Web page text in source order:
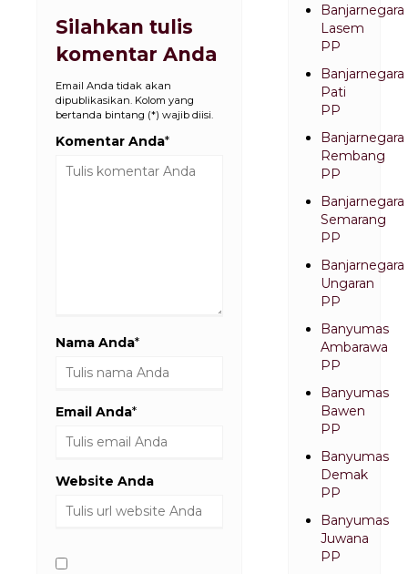
Silahkan tulis
komentar Anda
Email Anda tidak akan
dipublikasikan. Kolom yang
bertanda bintang (*) wajib diisi.
Komentar Anda*
Nama Anda*
Email Anda*
Website Anda
Banjarnegara
Lasem
PP
Banjarnegara
Pati
PP
Banjarnegara
Rembang
PP
Banjarnegara
Semarang
PP
Banjarnegara
Ungaran
PP
Banyumas
Ambarawa
PP
Banyumas
Bawen
PP
Banyumas
Demak
PP
Banyumas
Juwana
PP